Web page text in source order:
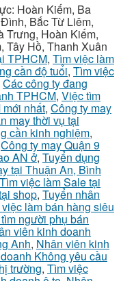
Hoàn Kiếm, Ba
Bắc Từ Liêm,
Hoàn Kiếm,
Tây Hồ, Thanh Xuân
TPHCM, Tìm việc làm
cần độ tuổi, Tìm việc
Các công ty đang
TPHCM, Việc tìm
nhất, Công ty may
may thời vụ tại
cần kinh nghiệm,
Công ty may Quận 9
AN ở, Tuyển dụng
tại Thuận An, Bình
Tìm việc làm Sale tại
shop, Tuyển nhân
làm bán hàng siêu
người phụ bán
viên kinh doanh
Anh, Nhân viên kinh
Không yêu cầu
trường, Tìm việc